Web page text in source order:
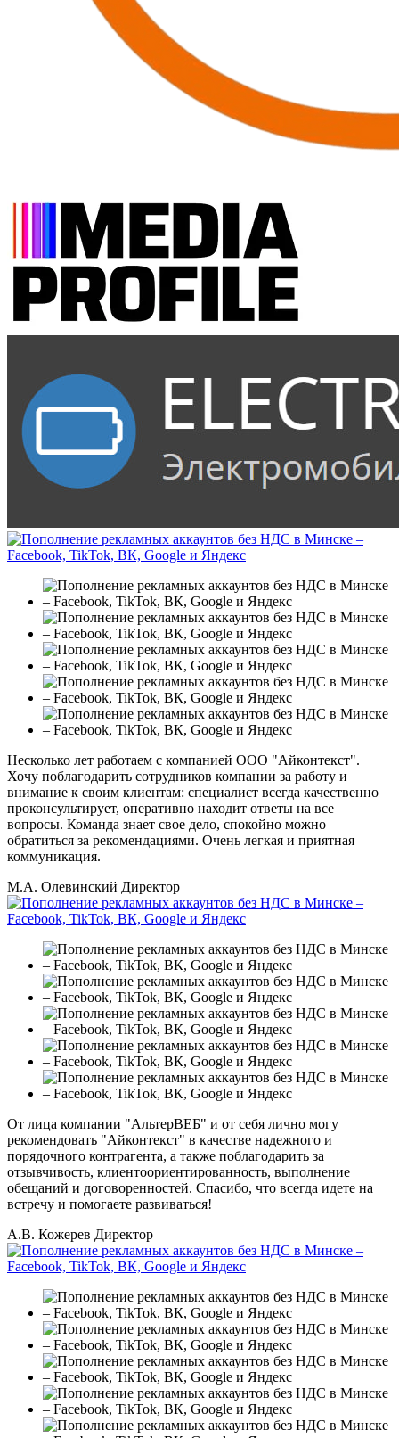
Несколько лет работаем с компанией ООО "Айконтекст".
Хочу поблагодарить сотрудников компании за работу и
внимание к своим клиентам: специалист всегда качественно
проконсультирует, оперативно находит ответы на все
вопросы. Команда знает свое дело, спокойно можно
обратиться за рекомендациями. Очень легкая и приятная
коммуникация.
М.А. Олевинский Директор
От лица компании "АльтерВЕБ" и от себя лично могу
рекомендовать "Айконтекст" в качестве надежного и
порядочного контрагента, а также поблагодарить за
отзывчивость, клиентоориентированность, выполнение
обещаний и договоренностей. Спасибо, что всегда идете на
встречу и помогаете развиваться!
А.В. Кожерев Директор